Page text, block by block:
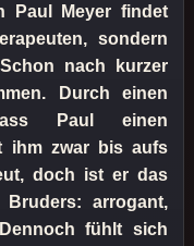
Paul Meyer findet
sondern
nach kurzer
Durch einen
Paul einen
ihm zwar bis aufs
doch ist er das
Bruders: arrogant,
fühlt sich